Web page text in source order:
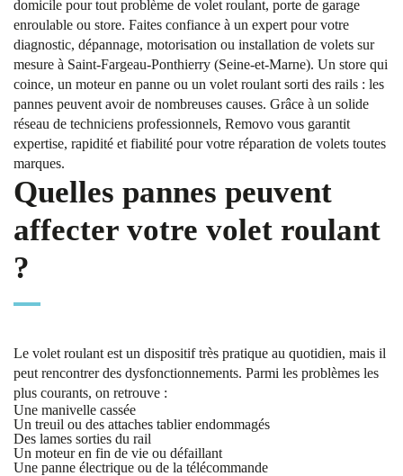
domicile pour tout problème de volet roulant, porte de garage
enroulable ou store. Faites confiance à un expert pour votre
diagnostic, dépannage, motorisation ou installation de volets sur
mesure à Saint-Fargeau-Ponthierry (Seine-et-Marne). Un store qui
coince, un moteur en panne ou un volet roulant sorti des rails : les
pannes peuvent avoir de nombreuses causes. Grâce à un solide
réseau de techniciens professionnels, Removo vous garantit
expertise, rapidité et fiabilité pour votre réparation de volets toutes
marques.
Quelles pannes peuvent
affecter votre volet roulant
?
Le volet roulant est un dispositif très pratique au quotidien, mais il
peut rencontrer des dysfonctionnements. Parmi les problèmes les
plus courants, on retrouve :
Une manivelle cassée
Un treuil ou des attaches tablier endommagés
Des lames sorties du rail
Un moteur en fin de vie ou défaillant
Une panne électrique ou de la télécommande